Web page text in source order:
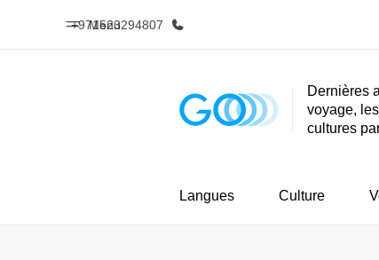
Menu
+971523294807
Accueil
Nos
Dernières
voyage,
cultures
Langues Culture